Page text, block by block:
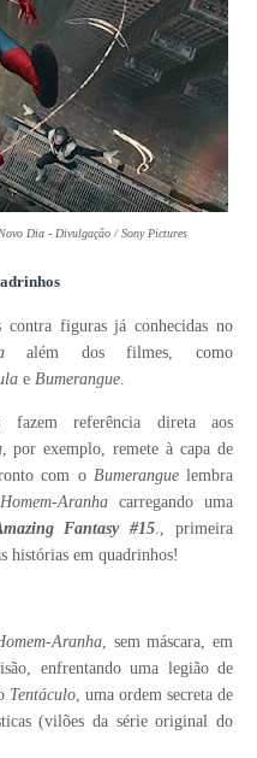
Dia - Divulgação / Sony Pictures
figuras já conhecidas no
além dos filmes, como
e Bumerangue.
fazem referência direta aos
, por exemplo, remete à capa de
com o Bumeranguelembra
Homem-Aranha carregando uma
Fantasy #15., primeira
histórias em quadrinhos!
Aranha, sem máscara, em
enfrentando uma legião de
Tentáculo, uma ordem secreta de
(vilões da série original do